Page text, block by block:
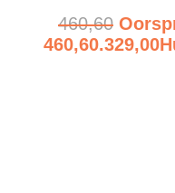
460,60
460,60.329,00